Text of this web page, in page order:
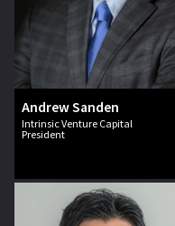
Andrew Sanden
Intrinsic Venture Capital
President